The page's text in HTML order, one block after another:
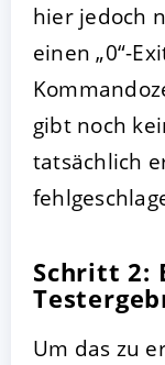
hier jedoch
einen „0“-
gibt noch
tatsächlich
Schritt 2:
Um das zu